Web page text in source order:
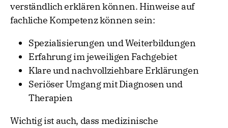
verständlich erklären können. Hinweise auf
fachliche Kompetenz können sein:
Spezialisierungen und Weiterbildungen
Erfahrung im jeweiligen Fachgebiet
Klare und nachvollziehbare Erklärungen
Seriöser Umgang mit Diagnosen und
Therapien
Wichtig ist auch, dass medizinische